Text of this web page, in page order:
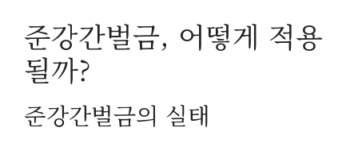
준강간벌금, 어떻게 적용
될까?
준강간벌금의 실태